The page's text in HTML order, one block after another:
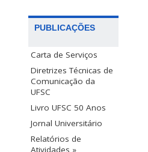
PUBLICAÇÕES
Carta de Serviços
Diretrizes Técnicas de
Comunicação da
UFSC
Livro UFSC 50 Anos
Jornal Universitário
Relatórios de
Atividades »